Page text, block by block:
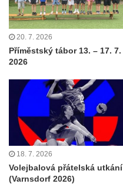
20. 7. 2026
Příměstský tábor 13. – 17. 7.
2026
18. 7. 2026
Volejbalová přátelská utkání
(Varnsdorf 2026)